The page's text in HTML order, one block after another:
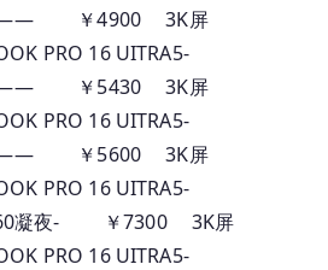
色—— ￥4900 3K屏
PRO 16 UITRA5-
色—— ￥5430 3K屏
PRO 16 UITRA5-
色—— ￥5600 3K屏
PRO 16 UITRA5-
凝夜- ￥7300 3K屏
PRO 16 UITRA5-